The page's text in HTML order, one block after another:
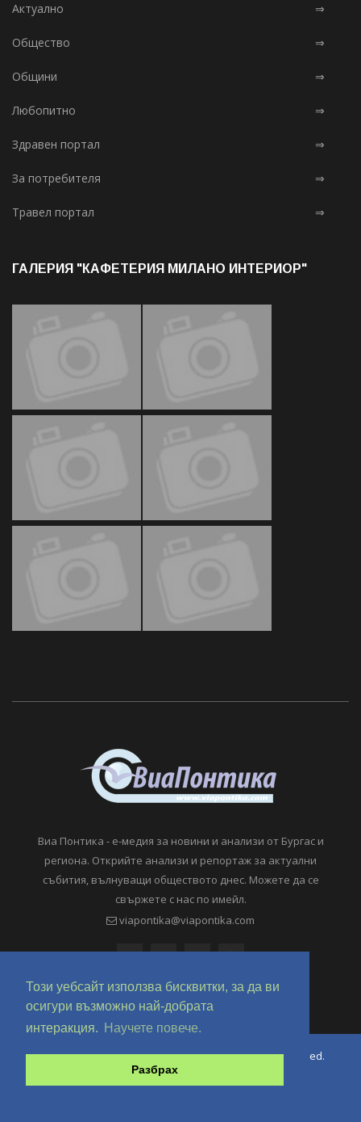
Този уебсайт използва бисквитки, за да ви
осигури възможно най-добрата
интеракция.
Научете повече.
Разбрах
Актуално ⇒
Общество ⇒
Общини ⇒
Любопитно ⇒
Здравен портал ⇒
За потребителя ⇒
Травел портал ⇒
ГАЛЕРИЯ "КАФЕТЕРИЯ МИЛАНО ИНТЕРИОР"
Виа Понтика - е-медия за новини и анализи от Бургас и
региона. Открийте анализи и репортаж за актуални
събития, вълнуващи обществото днес. Можете да се
свържете с нас по имейл.
viapontika@viapontika.com
Copyright © 2018-2024 ViaPontika.com. All Rights Reserved.
Development @ OverHertz Ltd